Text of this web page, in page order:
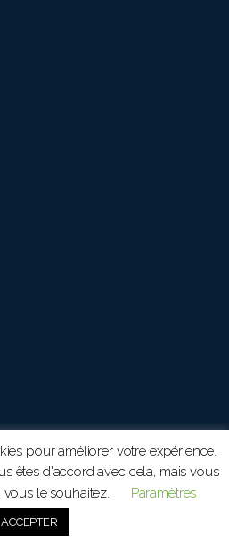
pour améliorer votre expérience.
êtes d'accord avec cela, mais vous
le souhaitez.
Paramètres
ACCEPTER